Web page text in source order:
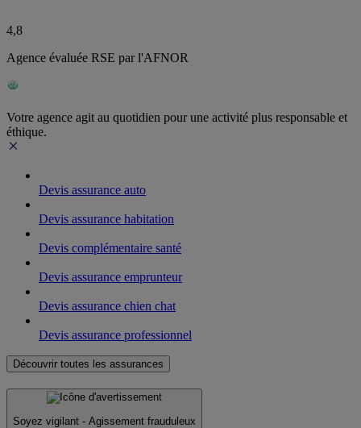
4,8
Agence évaluée RSE par l'AFNOR
Votre agence agit au quotidien pour une activité plus responsable et
éthique.
Devis assurance auto
Devis assurance habitation
Devis complémentaire santé
Devis assurance emprunteur
Devis assurance chien chat
Devis assurance professionnel
Découvrir toutes les assurances
Soyez vigilant - Agissement frauduleux